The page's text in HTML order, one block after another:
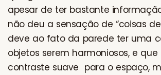
apesar de ter bastante
não deu a sensação de “coisas
deve ao fato da parede ter uma
objetos serem harmoniosos, e
contraste suave para o espaço,